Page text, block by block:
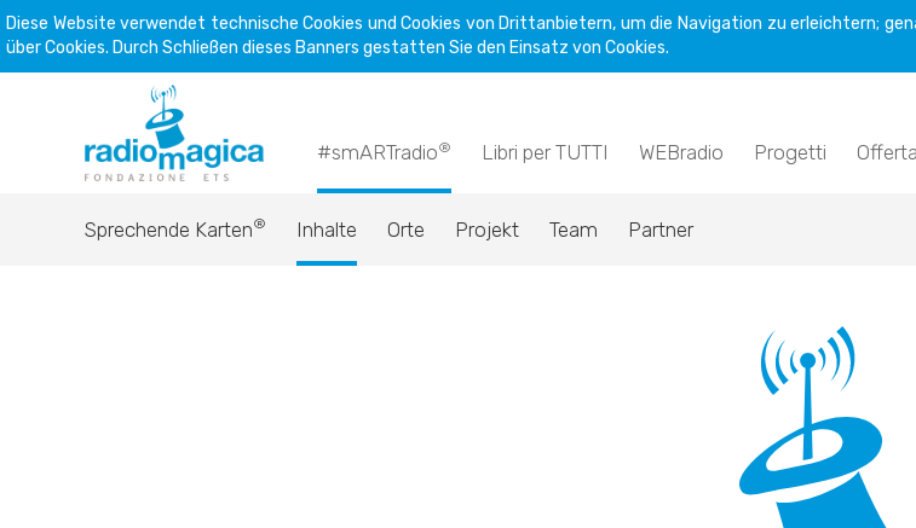
Diese Website verwendet technische Cookies und Cookies von Drittanbietern, um die Navigation zu erleichtern;
über Cookies. Durch Schließen dieses Banners gestatten Sie den Einsatz von Cookies.
#smARTradio® Libri per TUTTI WEBradio Progetti
Sprechende Karten® Inhalte Orte Projekt Team Partner